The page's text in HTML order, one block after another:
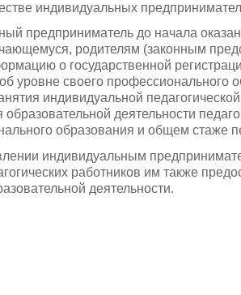
индивидуальных
предприниматель до начала
родителям (законным
о государственной
уровне своего профессионального
индивидуальной
деятельности
образования и общем стаже
индивидуальным
работников им также
деятельности.